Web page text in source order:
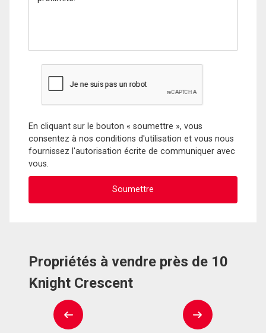
En cliquant sur le bouton « soumettre », vous
consentez à nos conditions d'utilisation et vous nous
fournissez l'autorisation écrite de communiquer avec
vous.
Propriétés à vendre près de 10
Knight Crescent